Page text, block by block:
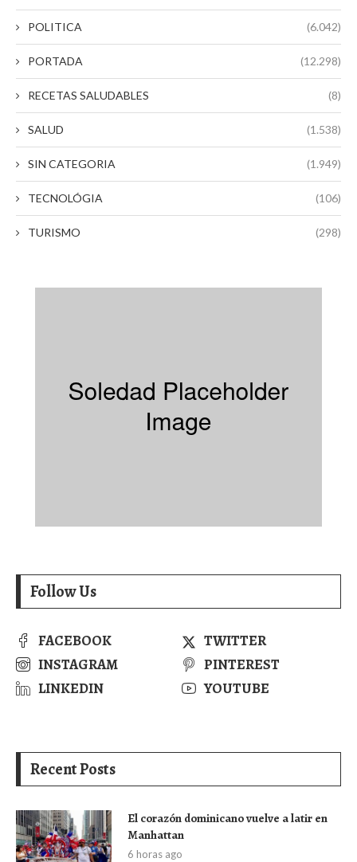
POLITICA (6.042)
PORTADA (12.298)
RECETAS SALUDABLES (8)
SALUD (1.538)
SIN CATEGORIA (1.949)
TECNOLÓGIA (106)
TURISMO (298)
Follow Us
FACEBOOK
TWITTER
INSTAGRAM
PINTEREST
LINKEDIN
YOUTUBE
Recent Posts
El corazón dominicano vuelve a latir en
Manhattan
6 horas ago